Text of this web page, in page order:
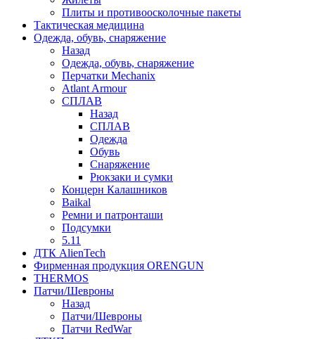
Плиты и противоосколочные пакеты
Тактическая медицина
Одежда, обувь, снаряжение
Назад
Одежда, обувь, снаряжение
Перчатки Mechanix
Atlant Armour
СПЛАВ
Назад
СПЛАВ
Одежда
Обувь
Снаряжение
Рюкзаки и сумки
Концерн Калашников
Baikal
Ремни и патронташи
Подсумки
5.11
ДТК AlienTech
Фирменная продукция ORENGUN
THERMOS
Патчи/Шевроны
Назад
Патчи/Шевроны
Патчи RedWar